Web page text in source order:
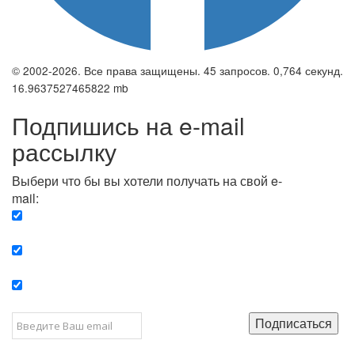
© 2002-2026. Все права защищены. 45 запросов. 0,764 секунд.
16.9637527465822 mb
Подпишись на e-mail
рассылку
Выбери что бы вы хотели получать на свой e-
mail:
Подписаться